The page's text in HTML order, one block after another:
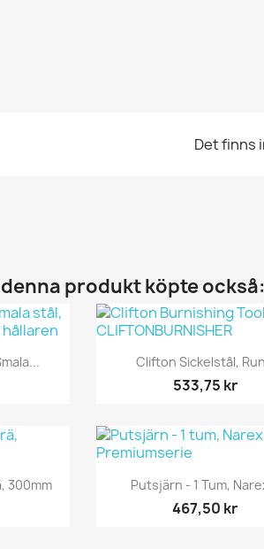
Det finns
produkt köpte också:
Snabbvy
Clifton Sickelstål,
533,75 kr
300mm  Snabbvy
Putsjärn - 1 Tum,
467,50 kr